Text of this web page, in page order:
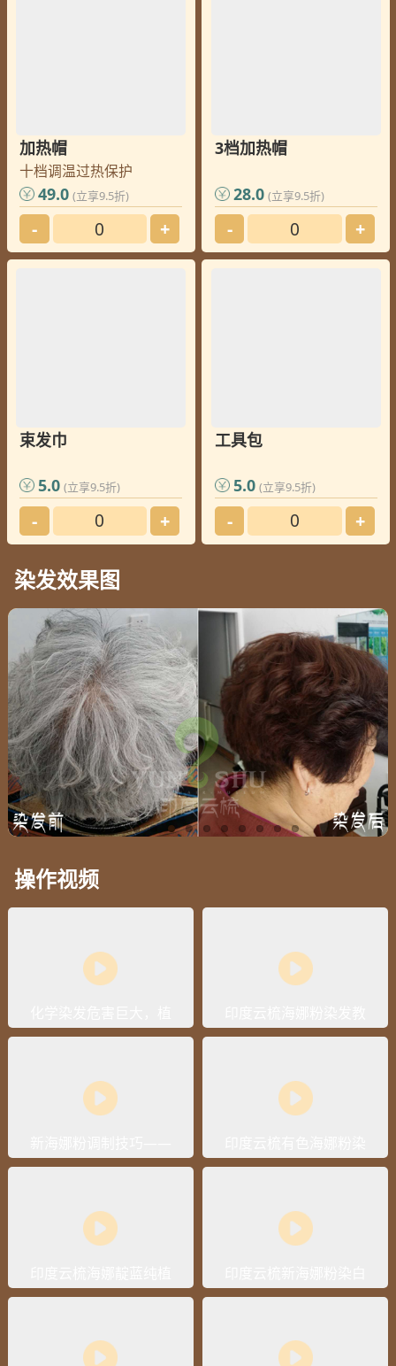
加热帽
十档调温过热保护
49.0 (立享9.5折)
- +
3档加热帽
28.0 (立享9.5折)
- +
束发巾
5.0 (立享9.5折)
- +
工具包
5.0 (立享9.5折)
- +
染发效果图
操作视频
物染发又真的靠谱吗？
学视频
如何快速调制无颗粒海
发操作流程视频
物白发染黑操作流程视
发操作流程视频